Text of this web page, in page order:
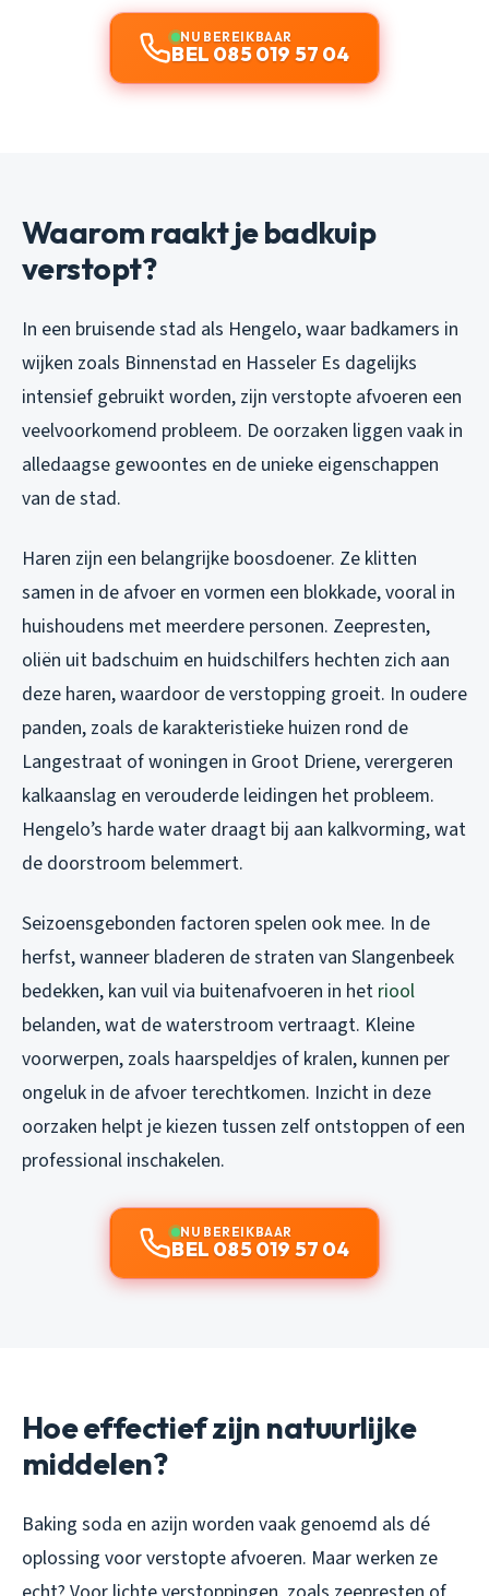
NU BEREIKBAAR
BEL 085 019 57 04
Waarom raakt je badkuip
verstopt?
In een bruisende stad als Hengelo, waar badkamers in
wijken zoals Binnenstad en Hasseler Es dagelijks
intensief gebruikt worden, zijn verstopte afvoeren een
veelvoorkomend probleem. De oorzaken liggen vaak in
alledaagse gewoontes en de unieke eigenschappen
van de stad.
Haren zijn een belangrijke boosdoener. Ze klitten
samen in de afvoer en vormen een blokkade, vooral in
huishoudens met meerdere personen. Zeepresten,
oliën uit badschuim en huidschilfers hechten zich aan
deze haren, waardoor de verstopping groeit. In oudere
panden, zoals de karakteristieke huizen rond de
Langestraat of woningen in Groot Driene, verergeren
kalkaanslag en verouderde leidingen het probleem.
Hengelo’s harde water draagt bij aan kalkvorming, wat
de doorstroom belemmert.
Seizoensgebonden factoren spelen ook mee. In de
herfst, wanneer bladeren de straten van Slangenbeek
bedekken, kan vuil via buitenafvoeren in het riool
belanden, wat de waterstroom vertraagt. Kleine
voorwerpen, zoals haarspeldjes of kralen, kunnen per
ongeluk in de afvoer terechtkomen. Inzicht in deze
oorzaken helpt je kiezen tussen zelf ontstoppen of een
professional inschakelen.
NU BEREIKBAAR
BEL 085 019 57 04
Hoe effectief zijn natuurlijke
middelen?
Baking soda en azijn worden vaak genoemd als dé
oplossing voor verstopte afvoeren. Maar werken ze